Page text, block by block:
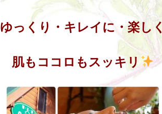
ゆっくり・キレイに・楽しく
肌もココロもスッキリ